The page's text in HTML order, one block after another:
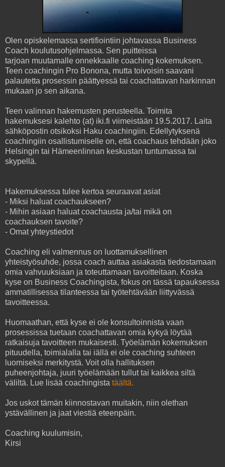
Olen opiskelemassa sertifiointiin johtavassa Business
Coach koulutusohjelmassa. Sen puitteissa
tarjoan muutamalle onnekkaalle coaching kokemuksen.
Teen coachingin Pro Bonona, mutta toivoisin saavani
palautetta prosessin päättyessä tai coachattavan harkinnan
mukaan jo sen aikana.
Teen valinnan hakemusten perusteella. Toimita
hakemuksesi kalehto (at) iki.fi viimeistään 19.5.2017. Laita
sähköpostin otsikoksi Haku coachingiin. Edellytyksenä
coachingiin osallistumiselle on, että coachaus tehdään joko
Helsingin tai Hämeenlinnan keskustan tuntumassa tai
skypellä.
Hakemuksessa tulee kertoa seuraavat asiat
- Miksi haluat coachaukseen?
- Mihin asiaan haluat coachausta ja/tai mikä on
coachauksen tavoite?
- Omat yhteystiedot
Coaching eli valmennus on luottamuksellinen
yhteistyösuhde, jossa coach auttaa asiakasta tiedostamaan
omia vahvuuksiaan ja toteuttamaan tavoitteitaan. Koska
kyse on Business Coachingista, fokus on tässä tapauksessa
ammatillisessa tilanteessa tai työtehtävään liittyvässä
tavoitteessa.
Huomaathan, että kyse ei ole konsultoinnista vaan
prosessissa tuetaan coachattavan omia kykyä löytää
ratkaisuja tavoitteen mukaisesti. Työelämän kokemuksen
pituudella, toimialalla tai iällä ei ole coaching suhteen
luomiseksi merkitystä. Voit olla hallituksen
puheenjohtaja, juuri työelämään tullut tai kaikkea siltä
väliltä. Lue lisää coachingista täältä.
Jos uskot tämän kiinnostavan muitakin, niin olethan
ystävällinen ja jaat viestiä eteenpäin.
Coaching kuulumisin,
Kirsi